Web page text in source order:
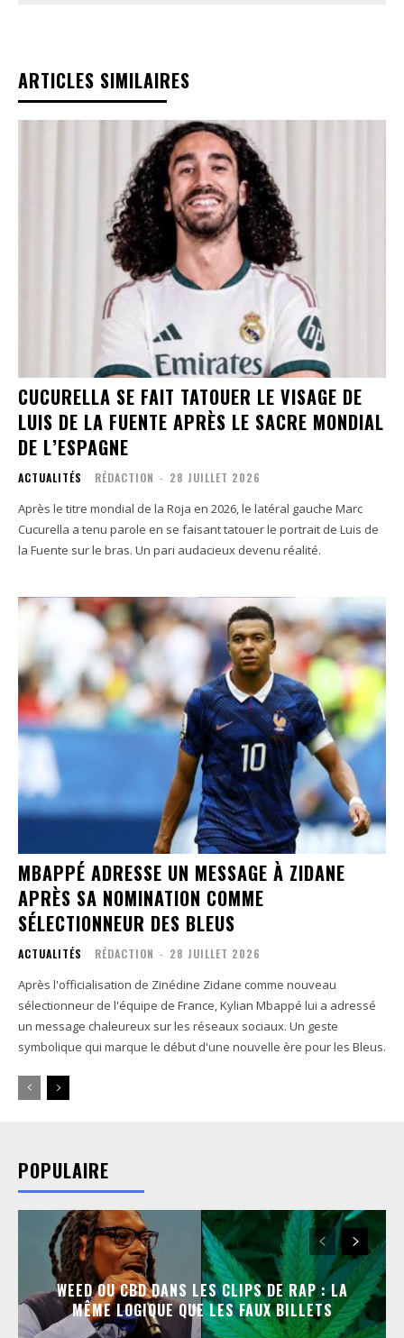
ARTICLES SIMILAIRES
CUCURELLA SE FAIT TATOUER LE VISAGE DE
LUIS DE LA FUENTE APRÈS LE SACRE MONDIAL
DE L’ESPAGNE
ACTUALITÉS RÉDACTION - 28 JUILLET 2026
Après le titre mondial de la Roja en 2026, le latéral gauche Marc
Cucurella a tenu parole en se faisant tatouer le portrait de Luis de
la Fuente sur le bras. Un pari audacieux devenu réalité.
MBAPPÉ ADRESSE UN MESSAGE À ZIDANE
APRÈS SA NOMINATION COMME
SÉLECTIONNEUR DES BLEUS
ACTUALITÉS RÉDACTION - 28 JUILLET 2026
Après l'officialisation de Zinédine Zidane comme nouveau
sélectionneur de l'équipe de France, Kylian Mbappé lui a adressé
un message chaleureux sur les réseaux sociaux. Un geste
symbolique qui marque le début d'une nouvelle ère pour les Bleus.
POPULAIRE
WEED OU CBD DANS LES CLIPS DE RAP : LA
MÊME LOGIQUE QUE LES FAUX BILLETS